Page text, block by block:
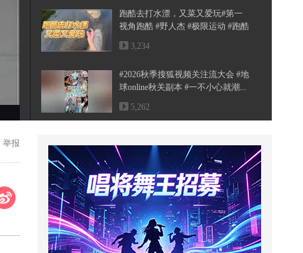
跑酷去打水漂，又菜又爱玩#第一
视角跑酷 #野人杰 #极限运动 #跑酷
...
3,234
#2026秋季搜狐视频关注流大会 #地
球online秋关副本 #一不小心就潮...
5,262
全没有任何包袱！@小狐 @搞笑狐
@...
2,917
食品安全的内幕#动画
3,444
举报